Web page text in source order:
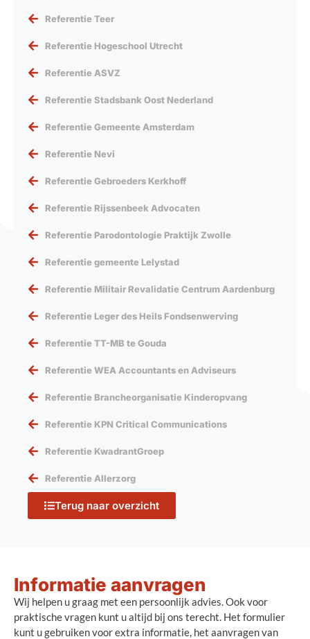
Referentie Teer
Referentie Hogeschool Utrecht
Referentie ASVZ
Referentie Stadsbank Oost Nederland
Referentie Gemeente Amsterdam
Referentie Nevi
Referentie Gebroeders Kerkhoff
Referentie Rijssenbeek Advocaten
Referentie Parodontologie Praktijk Zwolle
Referentie gemeente Lelystad
Referentie Militair Revalidatie Centrum Aardenburg
Referentie Leger des Heils Fondsenwerving
Referentie TT-MB te Gouda
Referentie WEA Accountants en Adviseurs
Referentie Brancheorganisatie Kinderopvang
Referentie KPN Critical Communications
Referentie KwadrantGroep
Referentie Allerzorg
Terug naar overzicht
Informatie aanvragen
Wij helpen u graag met een persoonlijk advies. Ook voor
praktische vragen kunt u altijd bij ons terecht. Het formulier
kunt u gebruiken voor extra informatie, het aanvragen van